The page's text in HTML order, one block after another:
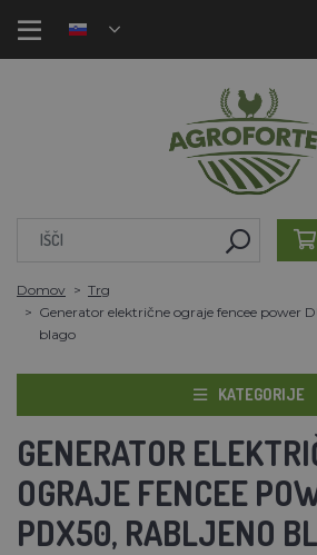
Domov
Trg
Generator električne ograje fencee power
blago
KATEGORIJE
GENERATOR
OGRAJE FENCEE
PDX50, RABLJENO